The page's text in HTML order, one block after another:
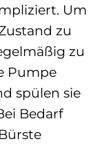
Um
zu
zu
Pumpe
spülen sie
Bedarf